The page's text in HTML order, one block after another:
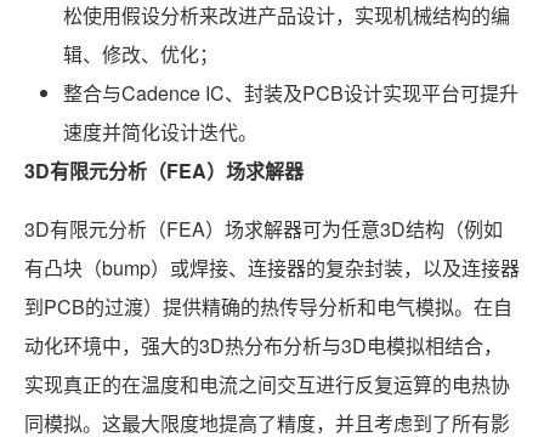
松使用假设分析来改进产品设计，实现机械结构的编
辑、修改、优化；
整合与Cadence IC、封装及PCB设计实现平台可提升
速度并简化设计迭代。
3D有限元分析（FEA）场求解器
3D有限元分析（FEA）场求解器可为任意3D结构（例如
有凸块（bump）或焊接、连接器的复杂封装，以及连接器
到PCB的过渡）提供精确的热传导分析和电气模拟。在自
动化环境中，强大的3D热分布分析与3D电模拟相结合，
实现真正的在温度和电流之间交互进行反复运算的电热协
同模拟。这最大限度地提高了精度，并且考虑到了所有影